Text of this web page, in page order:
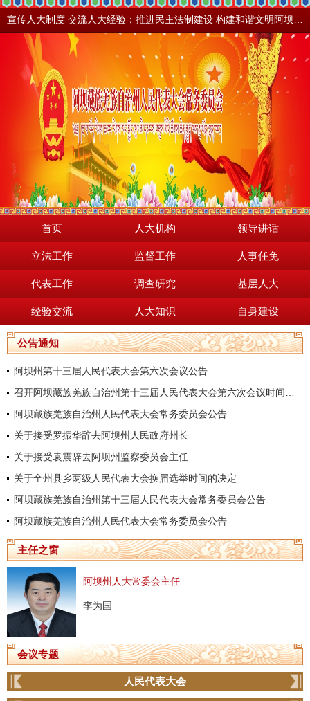
首页 人大机构 领导讲话
立法工作 监督工作 人事任免
代表工作 调查研究 基层人大
经验交流 人大知识 自身建设
公告通知
阿坝州第十三届人民代表大会第六次会议公告
阿坝藏族羌族自治州人民代表大会常务委员会公告
关于接受罗振华辞去阿坝州人民政府州长
关于接受袁震辞去阿坝州监察委员会主任
关于全州县乡两级人民代表大会换届选举时间的决定
阿坝藏族羌族自治州第十三届人民代表大会常务委员会公告
阿坝藏族羌族自治州人民代表大会常务委员会公告
主任之窗
阿坝州人大常委会主任
李为国
会议专题
人民代表大会